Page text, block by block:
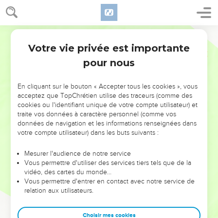
NE MANQUEZ PAS L’ÉVÉNEMENT
DE L’ANNÉE !
ET SI LEURS ERREURS POUVAIENT VOUS ÉVITER LES
VOTRES ?
leur foi ou leur vision. Mais on voit moins les doutes, les erreurs
et les saisons difficiles qu'ils ont traversés, alors même que ce
sont elles qui les ont façonnés.
Dans cette conférence, leaders, entrepreneurs, et responsables
clés pour avancer avec plus de sagesse afin que leurs erreurs
Votre vie privée est importante
pour nous
En cliquant sur le bouton « Accepter tous les cookies », vous
acceptez que TopChrétien utilise des traceurs (comme des
cookies ou l'identifiant unique de votre compte utilisateur) et
traite vos données à caractère personnel (comme vos
données de navigation et les informations renseignées dans
votre compte utilisateur) dans les buts suivants :
Mesurer l'audience de notre service
Vous permettre d'utiliser des services tiers tels que de la
vidéo, des cartes du monde…
Vous permettre d'entrer en contact avec notre service de
relation aux utilisateurs.
Choisir mes cookies